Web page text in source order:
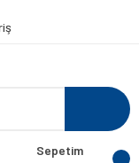
Sepetim